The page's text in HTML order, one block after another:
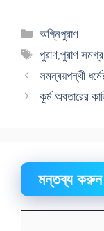
বিভাগ
সমূহ
অগ্নিপুরাণ
ট্যাগ
সমূহ
পুরাণ,পুরাণ সমগ্র
সমন্বয়পন্থী
কূর্ম অবতারের
মন্তব্য করুন